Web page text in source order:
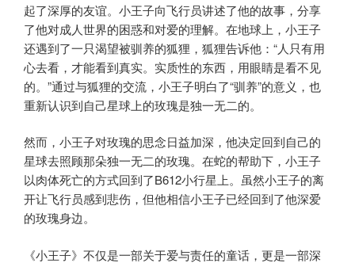
起了深厚的友谊。小王子向飞行员讲述了他的故事，分享
了他对成人世界的困惑和对爱的理解。在地球上，小王子
还遇到了一只渴望被驯养的狐狸，狐狸告诉他：“人只有用
心去看，才能看到真实。实质性的东西，用眼睛是看不见
的。”通过与狐狸的交流，小王子明白了“驯养”的意义，也
重新认识到自己星球上的玫瑰是独一无二的。
然而，小王子对玫瑰的思念日益加深，他决定回到自己的
星球去照顾那朵独一无二的玫瑰。在蛇的帮助下，小王子
以肉体死亡的方式回到了B612小行星上。虽然小王子的离
开让飞行员感到悲伤，但他相信小王子已经回到了他深爱
的玫瑰身边。
《小王子》不仅是一部关于爱与责任的童话，更是一部深